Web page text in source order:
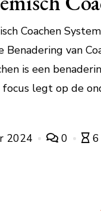
Coachen
Benadering van
is een
focus legt op de
2024 0